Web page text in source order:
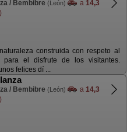
/ Bembibre (León) a 14,3
construida con respeto al
para el disfrute de los visitantes.
felices dí ...
/ Bembibre (León) a 14,3